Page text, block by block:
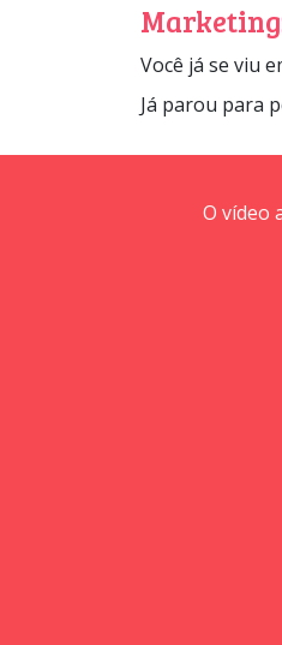
Você já se viu
Já parou para
O vídeo